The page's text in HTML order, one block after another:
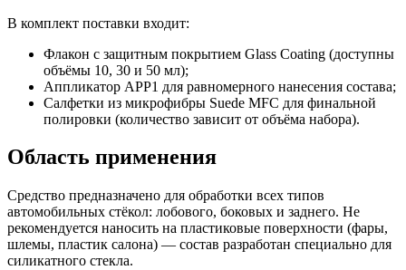
В комплект поставки входит:
Флакон с защитным покрытием Glass Coating (доступны
объёмы 10, 30 и 50 мл);
Аппликатор APP1 для равномерного нанесения состава;
Салфетки из микрофибры Suede MFC для финальной
полировки (количество зависит от объёма набора).
Область применения
Средство предназначено для обработки всех типов
автомобильных стёкол: лобового, боковых и заднего. Не
рекомендуется наносить на пластиковые поверхности (фары,
шлемы, пластик салона) — состав разработан специально для
силикатного стекла.